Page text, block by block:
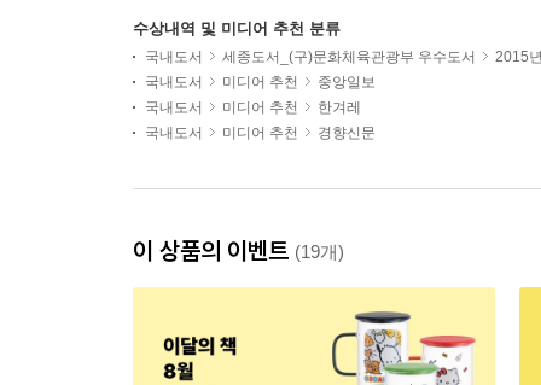
수상내역 및 미디어 추천 분류
국내도서 세종도서_(구)문화체육관광부 우수도서
2015
국내도서
미디어 추천
중앙일보
국내도서
미디어 추천
한겨레
국내도서
미디어 추천 경향신문
이 상품의 이벤트 (19개)